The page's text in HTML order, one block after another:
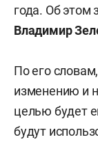
года. Об этом
Владимир
По его
изменению и
целью будет
будут